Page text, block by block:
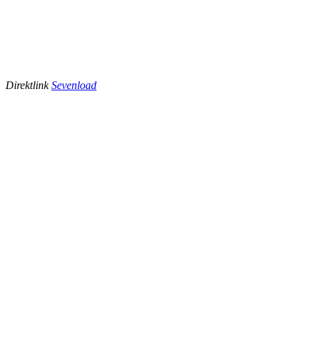
DirektlinkSevenload